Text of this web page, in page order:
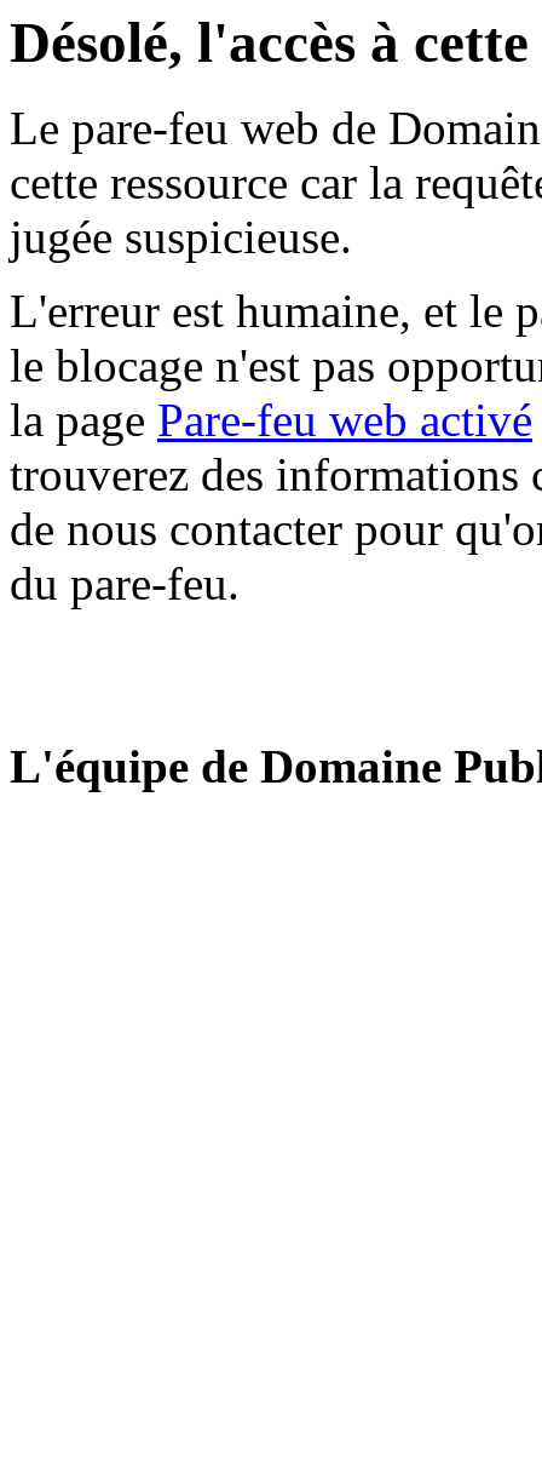
Désolé, l'accès à
Le pare-feu web de
cette ressource car la
jugée suspicieuse.
L'erreur est humaine, et le
le blocage n'est pas
la page Pare-feu web activé
trouverez des informations
de nous contacter pour
du pare-feu.
L'équipe de Domaine